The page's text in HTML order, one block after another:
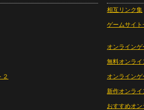
相互リンク集
ゲームサイト
オンラインゲ
無料オンライ
オンライン
新作オンライ
おすすめオ